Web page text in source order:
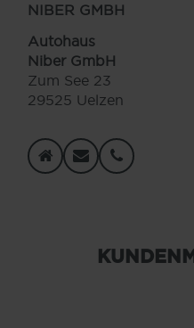
NIBER GMBH
Autohaus
Niber GmbH
Zum See 23
29525 Uelzen